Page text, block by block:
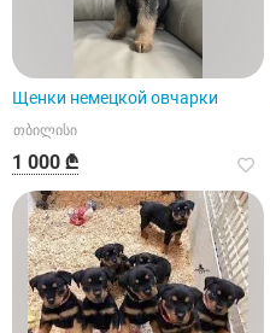
Щенки немецкой овчарки
თბილისი
1 000 ₾